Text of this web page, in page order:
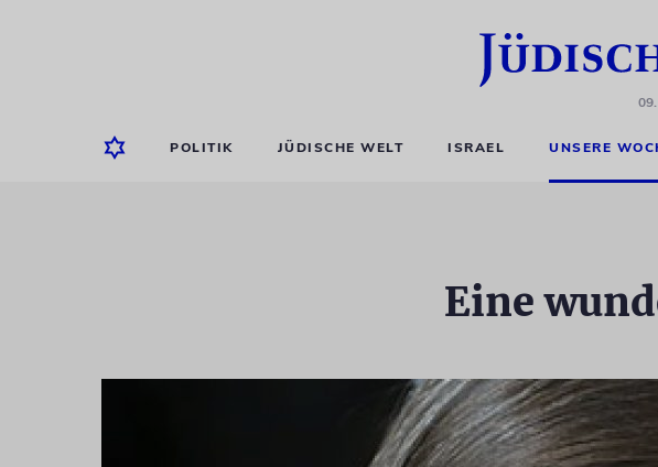
POLITIK JÜDISCHE WELT ISRAEL UNSERE
Eine